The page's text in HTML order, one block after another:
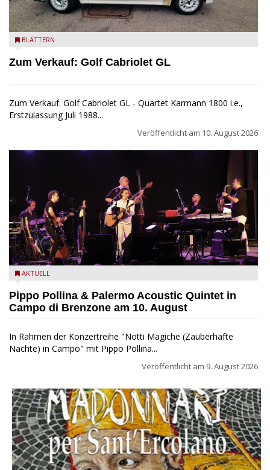
Golf Cabriolet zu verkaufen
BLÄTTERN
Zum Verkauf: Golf Cabriolet GL
Zum Verkauf: Golf Cabriolet GL - Quartet Karmann 1800 i.e.,
Erstzulassung Juli 1988...
Veröffentlicht am 10. August 2026
Pippo Pollina im Konzert mit dem Palermo Acoustic Quintet
AKTUELL
Pippo Pollina & Palermo Acoustic Quintet in
Campo di Brenzone am 10. August
In Rahmen der Konzertreihe "Notti Magiche (Zauberhafte
Nächte) in Campo" mit Pippo Pollina...
Veröffentlicht am 9. August 2026